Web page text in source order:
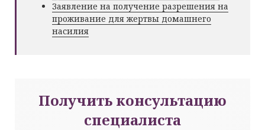
Заявление на получение разрешения на
проживание для жертвы домашнего
насилия
Получить консультацию
специалиста